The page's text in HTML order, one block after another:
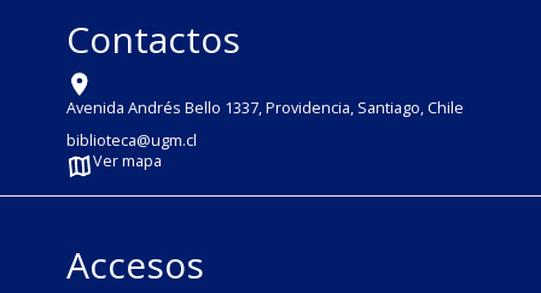
Contactos
Avenida Andrés Bello 1337, Providencia, Santiago, Chile
biblioteca@ugm.cl
Ver mapa
Accesos